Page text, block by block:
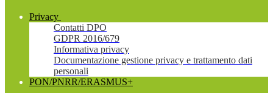
Privacy
Contatti DPO
GDPR 2016/679
Informativa privacy
Documentazione gestione privacy e trattamento dati
personali
PON/PNRR/ERASMUS+